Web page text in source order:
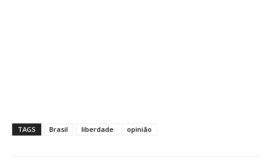
TAGS Brasil liberdade opinião